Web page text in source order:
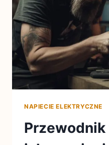
NAPIECIE ELEKTRYCZNE